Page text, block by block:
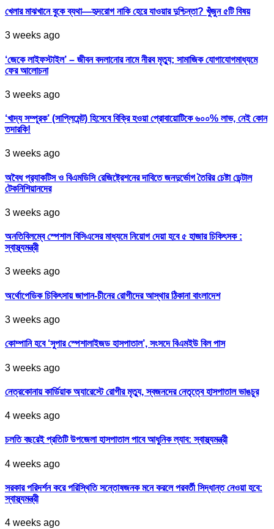
খেলার মাঝখানে বুকে ব্যথা—হৃদরোগ নাকি হেরে যাওয়ার দুশ্চিন্তা? খুঁজুন ৫টি বিষয়
3 weeks ago
‘জেকে লাইফস্টাইল’ – জীবন বদলানোর নামে নীরব মৃত্যু; সামাজিক যোগাযোগমাধ্যমে
ফের আলোচনা
3 weeks ago
‘খাদ্য সম্পূরক’ (সাপ্লিমেন্ট) হিসেবে বিক্রি হওয়া প্রোবায়োটিকে ৬০০% লাভ, নেই কোন
তদারকি!
3 weeks ago
অবৈধ প্র‍্যাকটিস ও বিএমডিসি রেজিষ্ট্রেশনের দাবিতে জনদুর্ভোগ তৈরির চেষ্টা ডেন্টাল
টেকনিশিয়ানদের
3 weeks ago
অনতিবিলম্বে স্পেশাল বিসিএসের মাধ্যমে নিয়োগ দেয়া হবে ৫ হাজার চিকিৎসক :
স্বাস্থ্যমন্ত্রী
3 weeks ago
অর্থোপেডিক চিকিৎসায় জাপান-চীনের রোগীদের আস্থার ঠিকানা বাংলাদেশ
3 weeks ago
কোম্পানি হবে ‘সুপার স্পেশালাইজড হাসপাতাল’, সংসদে বিএমইউ বিল পাস
3 weeks ago
নেত্রকোনায় কার্ডিয়াক অ্যারেস্টে রোগীর মৃত্যু, স্বজনদের নেতৃত্বে হাসপাতাল ভাঙচুর
4 weeks ago
চলতি বছরেই প্রতিটি উপজেলা হাসপাতাল পাবে আধুনিক ল্যাব: স্বাস্থ্যমন্ত্রী
4 weeks ago
সরকার পরিদর্শন করে পরিস্থিতি সন্তোষজনক মনে করলে পরবর্তী সিদ্ধান্ত নেওয়া হবে:
স্বাস্থ্যমন্ত্রী
4 weeks ago